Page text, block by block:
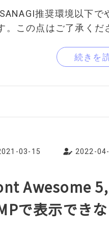
推奨環境以下で
。この点はご了承くだ
続きを
03-15 2022-
Awesome
で表示でき